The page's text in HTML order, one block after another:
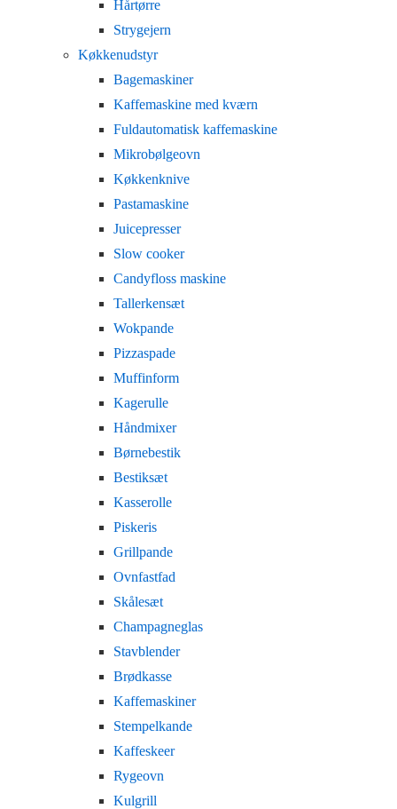
Hårtørre
Strygejern
Køkkenudstyr
Bagemaskiner
Kaffemaskine med kværn
Fuldautomatisk kaffemaskine
Mikrobølgeovn
Køkkenknive
Pastamaskine
Juicepresser
Slow cooker
Candyfloss maskine
Tallerkensæt
Wokpande
Pizzaspade
Muffinform
Kagerulle
Håndmixer
Børnebestik
Bestiksæt
Kasserolle
Piskeris
Grillpande
Ovnfastfad
Skålesæt
Champagneglas
Stavblender
Brødkasse
Kaffemaskiner
Stempelkande
Kaffeskeer
Rygeovn
Kulgrill